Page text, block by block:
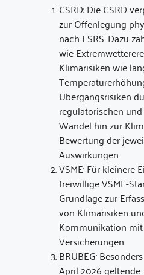
CSRD: Die CSRD
zur Offenlegung
nach ESRS. Dazu
wie
Klimarisiken wie
Übergangsrisiken
regulatorischen
Wandel hin zur
Bewertung der
Auswirkungen.
VSME: Für kleinere
freiwillige VSME-
Grundlage zur
von Klimarisiken
Kommunikation
Versicherungen.
BRUBEG:
April 2026 geltende